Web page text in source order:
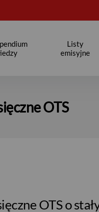
Listy
emisyjne
OTS
OTS o